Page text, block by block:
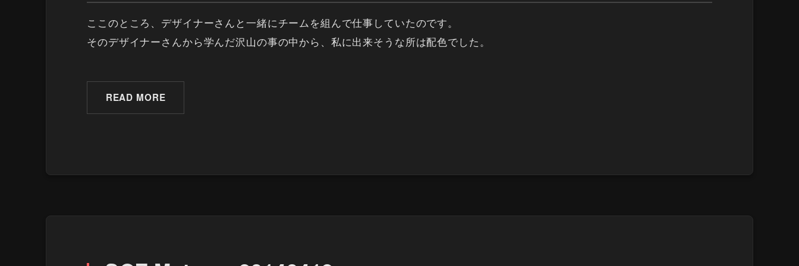
ここのところ、デザイナーさんと一緒にチームを組んで仕事していたのです。
そのデザイナーさんから学んだ沢山の事の中から、私に出来そうな所は配色でした。
READ MORE